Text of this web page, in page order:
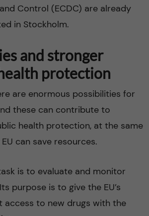
Control (ECDC) are already
in Stockholm.
and stronger
protection
are enormous possibilities for
these can contribute to
health protection, at the same
can save resources.
is to evaluate and monitor
purpose is to give the EU’s
access to new drugs with the